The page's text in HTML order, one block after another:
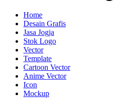
Home
Desain Grafis
Jasa Jogja
Stok Logo
Vector
Template
Cartoon Vector
Anime Vector
Icon
Mockup